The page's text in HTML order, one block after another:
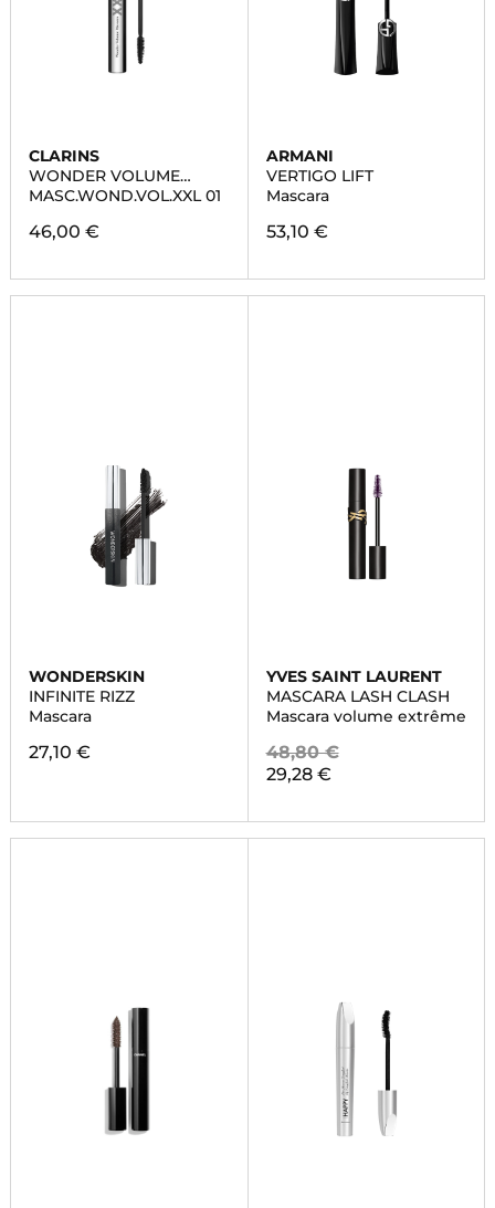
CLARINS
WONDER VOLUME
MASCARA XXL
MASC.WOND.VOL.XXL 01
46,00 €
ARMANI
VERTIGO LIFT
Mascara
53,10 €
WONDERSKIN
INFINITE RIZZ
Mascara
27,10 €
YVES SAINT LAURENT
MASCARA LASH CLASH
Mascara volume extrême
48,80 €
29,28 €